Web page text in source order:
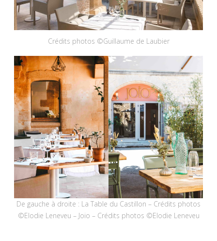
Crédits photos ©Guillaume de Laubier
De gauche à droite : La Table du Castillon – Crédits photos
©Elodie Leneveu – Joio – Crédits photos ©Elodie Leneveu